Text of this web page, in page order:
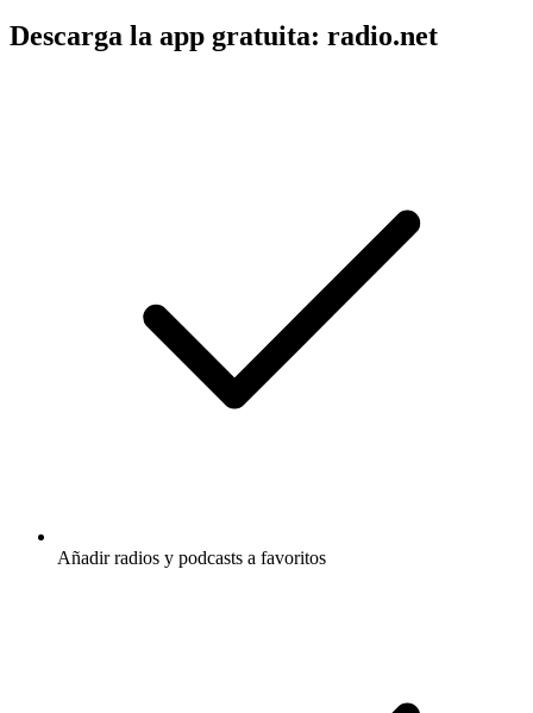
Descarga la app gratuita: radio.net
Añadir radios y podcasts a favoritos